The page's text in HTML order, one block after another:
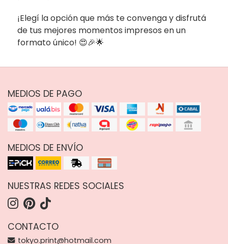
¡Elegí la opción que más te convenga y disfrutá
de tus mejores momentos impresos en un
formato único! 😍🎉🌟
MEDIOS DE PAGO
MEDIOS DE ENVÍO
NUESTRAS REDES SOCIALES
CONTACTO
tokyo.print@hotmail.com